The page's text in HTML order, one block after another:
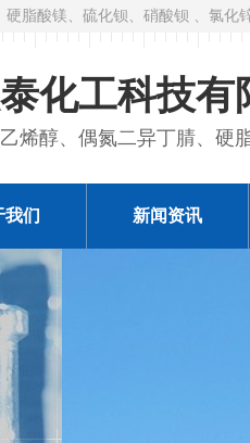
脂酸镁、硫化钡、硝酸钡 、氯
化工科技有
烯醇、偶氮二异丁腈、硬
我们 新闻资讯